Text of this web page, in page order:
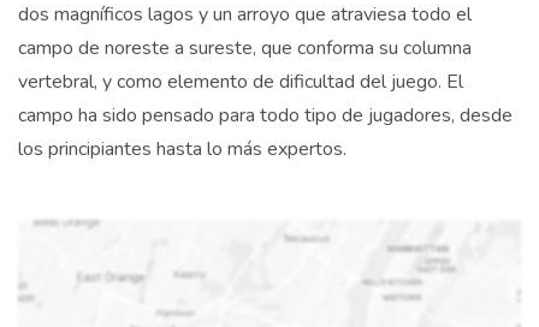
dos magníficos lagos y un arroyo que atraviesa todo el
campo de noreste a sureste, que conforma su columna
vertebral, y como elemento de dificultad del juego. El
campo ha sido pensado para todo tipo de jugadores, desde
los principiantes hasta lo más expertos.